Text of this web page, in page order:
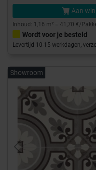
Aan
Inhoud: 1,16 m² = 41,70 €/
Wordt voor je besteld
Levertijd 10-15 werkdagen,
Showroom
Previous